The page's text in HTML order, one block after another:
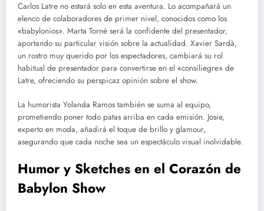
Carlos Latre no estará solo en esta aventura. Lo acompañará un
elenco de colaboradores de primer nivel, conocidos como los
«babylonios». Marta Torné será la confidente del presentador,
aportando su particular visión sobre la actualidad. Xavier Sardà,
un rostro muy querido por los espectadores, cambiará su rol
habitual de presentador para convertirse en el «consiliegre» de
Latre, ofreciendo su perspicaz opinión sobre el show.
La humorista Yolanda Ramos también se suma al equipo,
prometiendo poner todo patas arriba en cada emisión. Josie,
experto en moda, añadirá el toque de brillo y glamour,
asegurando que cada noche sea un espectáculo visual inolvidable.
Humor y Sketches en el Corazón de
Babylon Show